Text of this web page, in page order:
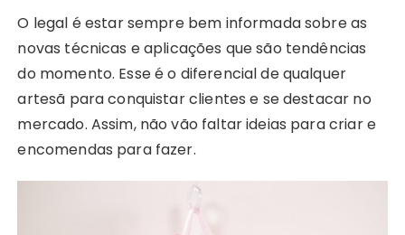
O legal é estar sempre bem informada sobre as
novas técnicas e aplicações que são tendências
do momento. Esse é o diferencial de qualquer
artesã para conquistar clientes e se destacar no
mercado. Assim, não vão faltar ideias para criar e
encomendas para fazer.